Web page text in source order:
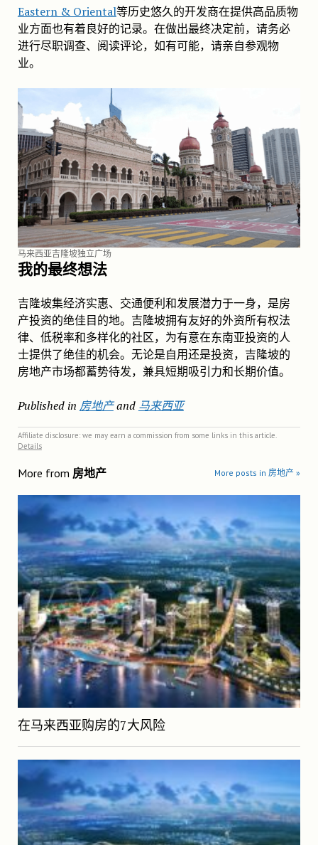
Eastern & Oriental等历史悠久的开发商在提供高品质物
业方面也有着良好的记录。在做出最终决定前，请务必
进行尽职调查、阅读评论，如有可能，请亲自参观物
业。
马来西亚吉隆坡独立广场
我的最终想法
吉隆坡集经济实惠、交通便利和发展潜力于一身，是房
产投资的绝佳目的地。吉隆坡拥有友好的外资所有权法
律、低税率和多样化的社区，为有意在东南亚投资的人
士提供了绝佳的机会。无论是自用还是投资，吉隆坡的
房地产市场都蓄势待发，兼具短期吸引力和长期价值。
Published in 房地产and 马来西亚
Affiliate disclosure: we may earn a commission from some links in this article.
Details
More from 房地产 More posts in 房地产 »
在马来西亚购房的7大风险